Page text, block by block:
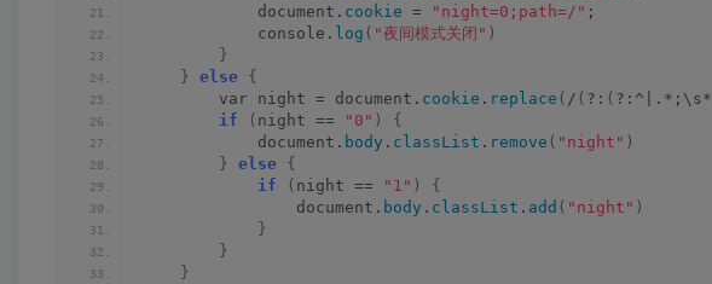
            document.
cookie = "night=0;path=/" ;
            console.
log ( "夜间模式关闭" )
}
} else
{
        var night = document.
cookie . replace ( / ( ?: ( ?:^|.*;\s*
if
( night == "0" )
{
            document.
body . classList . remove ( "night" )
} else
{
if
( night == "1" )
{
                document.
body . classList . add ( "night" )
}
}
}